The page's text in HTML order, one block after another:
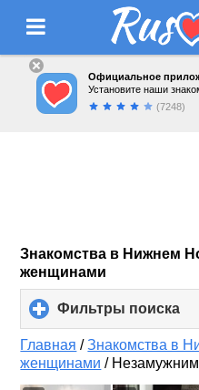
Официальное
Установите наши
(7248)
Знакомства в Нижнем
женщинами
Фильтры поиска
to
Главная /Знакомства в
женщинами /